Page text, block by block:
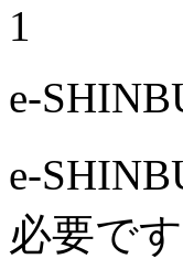
1
e-
e-
必要です